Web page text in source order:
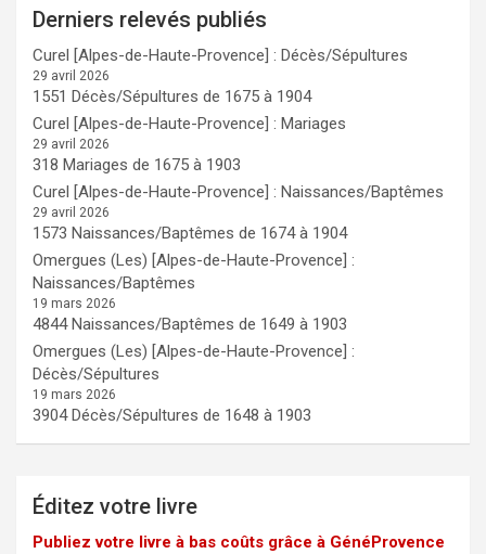
Derniers relevés publiés
Curel [Alpes-de-Haute-Provence] : Décès/Sépultures
29 avril 2026
1551 Décès/Sépultures de 1675 à 1904
Curel [Alpes-de-Haute-Provence] : Mariages
29 avril 2026
318 Mariages de 1675 à 1903
Curel [Alpes-de-Haute-Provence] : Naissances/Baptêmes
29 avril 2026
1573 Naissances/Baptêmes de 1674 à 1904
Omergues (Les) [Alpes-de-Haute-Provence] :
Naissances/Baptêmes
19 mars 2026
4844 Naissances/Baptêmes de 1649 à 1903
Omergues (Les) [Alpes-de-Haute-Provence] :
Décès/Sépultures
19 mars 2026
3904 Décès/Sépultures de 1648 à 1903
Éditez votre livre
Publiez votre livre à bas coûts grâce à GénéProvence